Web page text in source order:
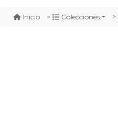
Inicio Colecciones